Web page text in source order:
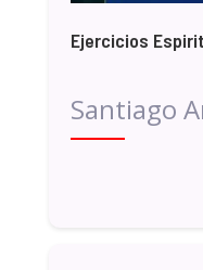
Ejercicios
Santiago